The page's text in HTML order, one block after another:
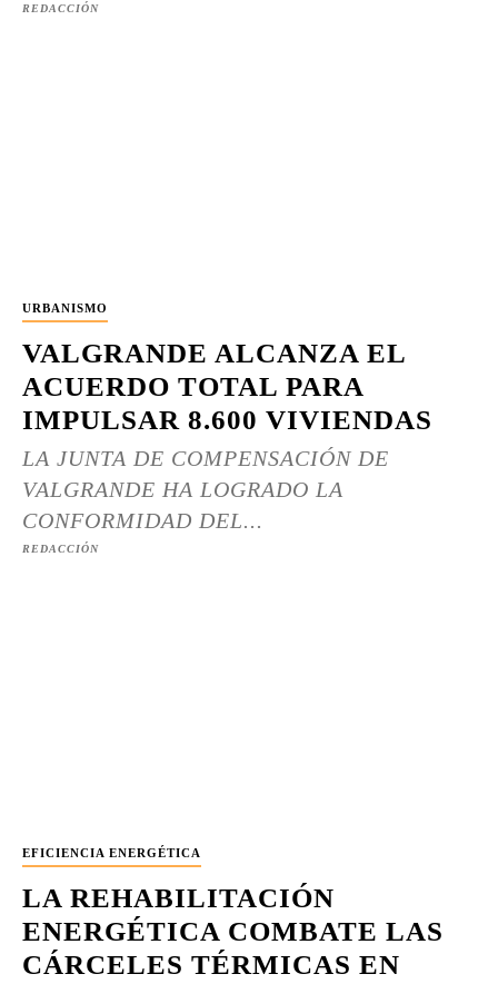
REDACCIÓN
URBANISMO
VALGRANDE ALCANZA EL
ACUERDO TOTAL PARA
IMPULSAR 8.600 VIVIENDAS
LA JUNTA DE COMPENSACIÓN DE
VALGRANDE HA LOGRADO LA
CONFORMIDAD DEL...
REDACCIÓN
EFICIENCIA ENERGÉTICA
LA REHABILITACIÓN
ENERGÉTICA COMBATE LAS
CÁRCELES TÉRMICAS EN